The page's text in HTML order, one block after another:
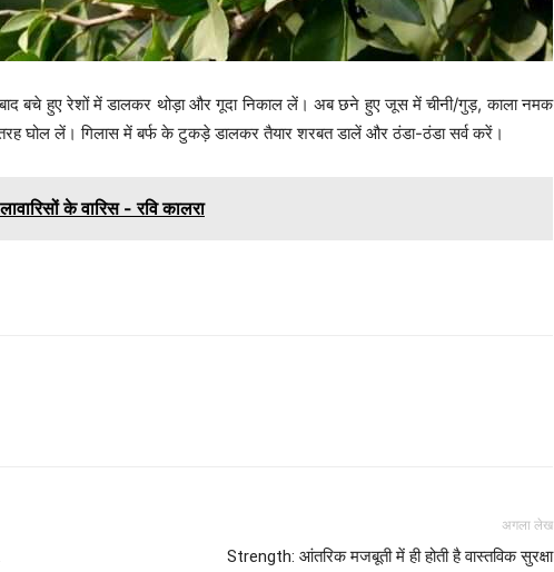
बचे हुए रेशों में डालकर थोड़ा और गूदा निकाल लें। अब छने हुए जूस में चीनी/गुड़, काला नमक
घोल लें। गिलास में बर्फ के टुकड़े डालकर तैयार शरबत डालें और ठंडा-ठंडा सर्व करें।
के वारिस - रवि कालरा
अगला लेख
Strength: आंतरिक मजबूती में ही होती है वास्तविक सुरक्षा